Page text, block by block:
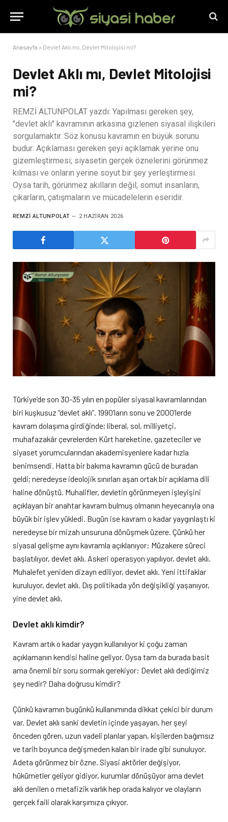
Anasayfa » Devlet Aklı mı, Devlet Mitolojisi mi?
Devlet Aklı mı, Devlet Mitolojisi
mi?
REMZİ ALTUNPOLAT yazdı: Yapılması gereken şey,
"devlet aklı" kavramının arkasına gizlenen siyasal ilişkileri
sorgulamaktır. Söz konusu kavramın en büyük sorunu
budur: Açıklaması gereken şeyi açıklamak yerine onu
gizemleştirmesi; siyasetin gerçek öznelerini görünmez
kılması ve onların yerine soyut bir şey yerleştirmesi.
Oysa tarih, görünmez akılların değil; somut insanların,
çıkarların, çatışmaların ve mücadelelerin eseridir.
REMZI ALTUNPOLAT 2 HAZIRAN 2026
Türkiye’de son 30-35 yılın en popüler siyasal kavramlarından
biri kuşkusuz “devlet aklı”. 1990’ların sonu ve 2000’lerde
kavram dolaşıma girdiğinde; liberal, sol, milliyetçi,
muhafazakâr çevrelerden Kürt hareketine, gazeteciler ve
siyaset yorumcularından akademisyenlere kadar hızla
benimsendi. Hatta bir bakıma kavramın gücü de buradan
geldi; neredeyse ideolojik sınırları aşan ortak bir açıklama dili
haline dönüştü. Muhalifler, devletin görünmeyen işleyişini
açıklayan bir anahtar kavram bulmuş olmanın heyecanıyla ona
büyük bir işlev yükledi. Bugün ise kavram o kadar yaygınlaştı ki
neredeyse bir mizah unsuruna dönüşmek üzere. Çünkü her
siyasal gelişme aynı kavramla açıklanıyor: Müzakere süreci
başlatılıyor, devlet aklı. Askeri operasyon yapılıyor, devlet aklı.
Muhalefet yeniden dizayn ediliyor, devlet aklı. Yeni ittifaklar
kuruluyor, devlet aklı. Dış politikada yön değişikliği yaşanıyor,
yine devlet aklı.
Devlet aklı kimdir?
Kavram artık o kadar yaygın kullanılıyor ki çoğu zaman
açıklamanın kendisi haline geliyor. Oysa tam da burada basit
ama önemli bir soru sormak gerekiyor: Devlet aklı dediğimiz
şey nedir? Daha doğrusu kimdir?
Çünkü kavramın bugünkü kullanımında dikkat çekici bir durum
var. Devlet aklı sanki devletin içinde yaşayan, her şeyi
önceden gören, uzun vadeli planlar yapan, kişilerden bağımsız
ve tarih boyunca değişmeden kalan bir irade gibi sunuluyor.
Adeta görünmez bir özne. Siyasi aktörler değişiyor,
hükümetler geliyor gidiyor, kurumlar dönüşüyor ama devlet
aklı denilen o metafizik varlık hep orada kalıyor ve olayların
gerçek faili olarak karşımıza çıkıyor.